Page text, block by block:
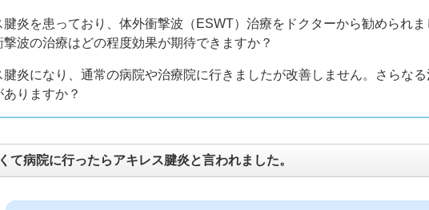
腱炎を患っており、体外衝撃波（ESWT）治療をドクターから勧められま
撃波の治療はどの程度効果が期待できますか？
腱炎になり、通常の病院や治療院に行きましたが改善しません。さらな
ありますか？
て病院に行ったらアキレス腱炎と言われました。